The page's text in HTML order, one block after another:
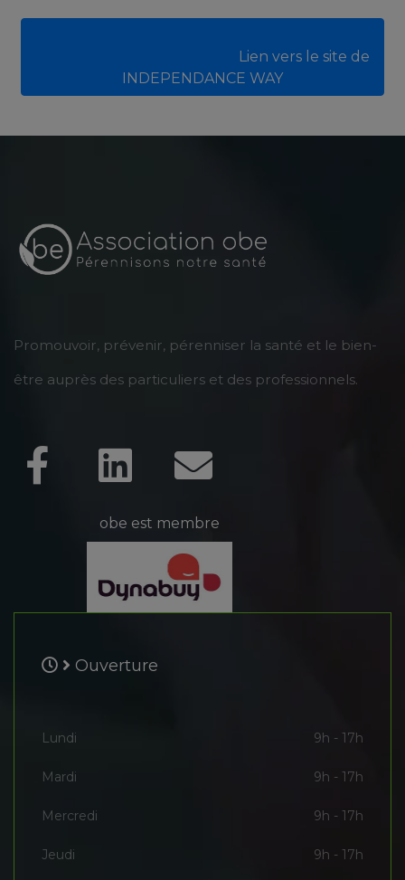
							Lien vers le site de
INDEPENDANCE WAY
Promouvoir, prévenir, pérenniser la santé et le bien-
être auprès des particuliers et des professionnels.
obe est membre
Ouverture
Lundi 9h - 17h
Mardi 9h - 17h
Mercredi 9h - 17h
Jeudi 9h - 17h